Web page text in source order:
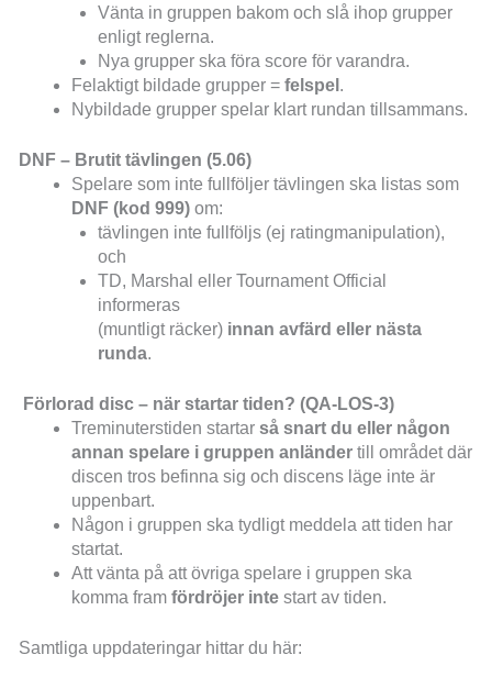
Vänta in gruppen bakom och slå ihop grupper
enligt reglerna.
Nya grupper ska föra score för varandra.
Felaktigt bildade grupper =felspel .
Nybildade grupper spelar klart rundan tillsammans.
DNF – Brutit tävlingen (5.06)
Spelare som inte fullföljer tävlingen ska listas som
DNF (kod 999) om:
tävlingen inte fullföljs (ej ratingmanipulation),
och
TD, Marshal eller Tournament Official
informeras
(muntligt räcker) innan avfärd eller nästa
runda.
Förlorad disc – när startar tiden? (QA-LOS-3)
Treminuterstiden startarså snart du eller någon
annan spelare i gruppen anländer till området där
discen tros befinna sig och discens läge inte är
uppenbart.
Någon i gruppen ska tydligt meddela att tiden har
startat.
Att vänta på att övriga spelare i gruppen ska
komma framfördröjer inte start av tiden.
Samtliga uppdateringar hittar du här: